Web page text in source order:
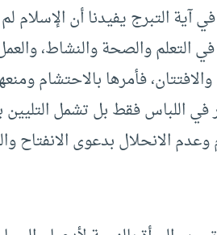
آية التبرج يفيدنا أن
التعلم والصحة والنشاط،
فأمرها بالاحتشام
في اللباس فقط بل تشمل
وعدم الانحلال بدعوى الانفتاح